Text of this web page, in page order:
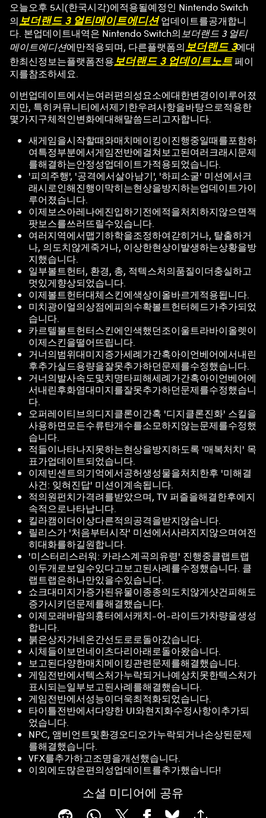
오늘오후 5시(한국시각)에적용될예정인 Nintendo Switch
의보더랜드 3 얼티메이트에디션업데이트를공개합니
다. 본업데이트내역은 Nintendo Switch의보더랜드 3 얼티
메이트에디션에만적용되며, 다른플랫폼의보더랜드 3에대
한최신정보는플랫폼전용보더랜드 3 업데이트노트페이
지를참조하세요.
이번업데이트에서는여러편의성요소에대한변경이이루어졌
지만, 특히커뮤니티에서제기한우려사항을바탕으로적용한
몇가지구체적인변화에대해말씀드리고자합니다.
새게임을시작할때와매치메이킹이진행중일때를포함하
여특정부분에서게임전반에걸쳐보고된여러크래시문제
를해결하는안정성업데이트가적용되었습니다.
'피의주행', '공격에서살아남기', '하피소굴' 미션에서크
래시로인해진행이막히는현상을방지하는업데이트가이
루어졌습니다.
이제보스아레나에진입하기전에적을처치하지않으면잭
팟보스를쓰러뜨릴수있습니다.
여러지역에서맵기하학을조정하여갇히거나, 탈출하거
나, 의도치않게죽거나, 이상한현상이발생하는상황을방
지했습니다.
일부볼트헌터, 환경, 총, 적텍스처의품질이더충실하고
멋있게향상되었습니다.
이제볼트헌터대체스킨에색상이올바르게적용됩니다.
미치광이얼의상점에피의수확볼트헌터헤드가추가되었
습니다.
카르텔볼트헌터스킨에인색했던조이울트라바이올렛이
이제스킨을떨어뜨립니다.
거너의범위대미지증가세례가간혹아이언베어에서내린
후추가실드용량을잘못추가하던문제를수정했습니다.
거너의발사속도및치명타피해세례가간혹아이언베어에
서내린후화염대미지를잘못추가하던문제를수정했습니
다.
오퍼레이티브의디지클론이간혹 '디지클론진화' 스킬을
사용하면모든수류탄개수를소모하지않는문제를수정했
습니다.
적들이나타나지못하는현상을방지하도록 '매복처치' 목
표가업데이트되었습니다.
이제빈센트의기억에서공허생성물을처치한후 '미해결
사건: 잊혀진답' 미션이계속됩니다.
적의원펀치가격려를받았으며, TV 퍼즐을해결한후에지
속적으로나타납니다.
킬라캠이더이상다른적의공격을받지않습니다.
릴리스가 '처음부터시작' 미션에서사라지지않으며여전
히대화를하길원합니다.
'미스터리스러워: 카라스계곡의유령' 진행중클랩트랩
이두개로보일수있다고보고된사례를수정했습니다. 클
랩트랩은하나만있을수있습니다.
쇼크대미지가증가된유물이종종의도치않게샷건피해도
증가시키던문제를해결했습니다.
이제모래바람의흉터에서캐치-어-라이드가차량을생성
합니다.
붉은상자가네온간선도로로돌아갔습니다.
시체들이보먼네이츠다리아래로돌아왔습니다.
보고된다양한매치메이킹관련문제를해결했습니다.
게임전반에서텍스처가누락되거나예상치못한텍스처가
표시되는일부보고된사례를해결했습니다.
게임전반에서성능이더욱최적화되었습니다.
타이틀전반에서다양한 UI와현지화수정사항이추가되
었습니다.
NPC, 앰비언트및환경오디오가누락되거나손상된문제
를해결했습니다.
VFX를추가하고조명을개선했습니다.
이외에도많은편의성업데이트를추가했습니다!
소셜 미디어에 공유